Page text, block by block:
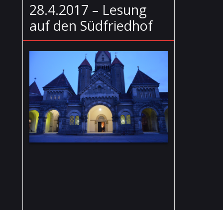
28.4.2017 – Lesung
auf den Südfriedhof